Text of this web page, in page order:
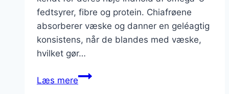
fedtsyrer, fibre og protein. Chiafrøene
absorberer væske og danner en geléagtig
konsistens, når de blandes med væske,
hvilket gør…
Læs mereChiagrød